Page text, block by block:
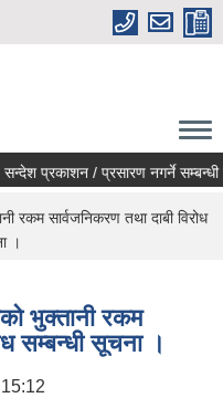
प्रकाशन / प्रसारण नगर्ने सम्बन्धी
रकम सार्वजनिकरण तथा दाबी विरोध
।
भुक्तानी रकम
सम्बन्धी सूचना ।